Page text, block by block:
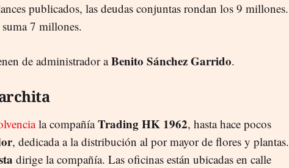
publicados, las deudas conjuntas rondan los 9 millones.
7 millones.
de administrador aBenito Sánchez Garrido.
la compañíaTrading HK 1962, hasta hace pocos
, dedicada a la distribución al por mayor de flores y plantas.
dirige la compañía. Las oficinas están ubicadas en calle